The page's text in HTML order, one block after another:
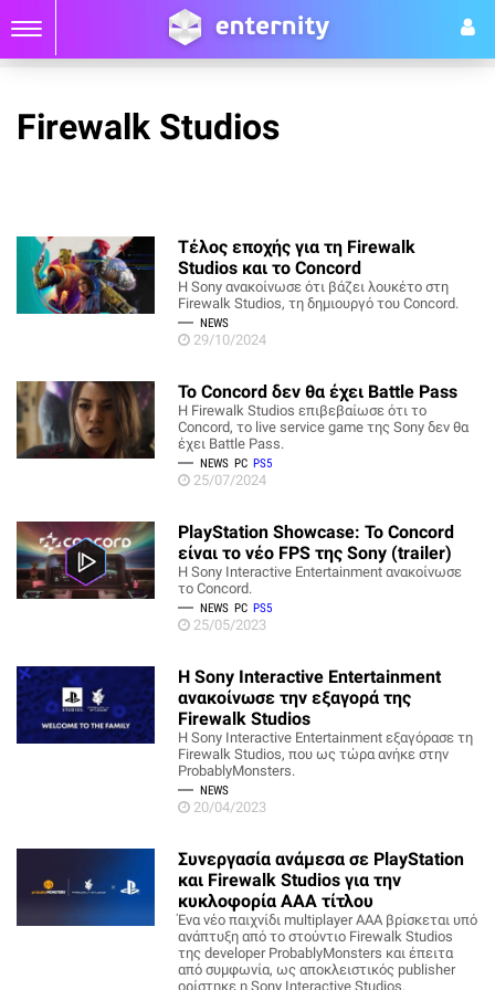
Firewalk Studios
Τέλος εποχής για τη Firewalk
Studios και το Concord
Η Sony ανακοίνωσε ότι βάζει λουκέτο στη
Firewalk Studios, τη δημιουργό του Concord.
NEWS
29/10/2024
Το Concord δεν θα έχει Battle Pass
Η Firewalk Studios επιβεβαίωσε ότι το
Concord, το live service game της Sony δεν θα
έχει Battle Pass.
NEWS PC PS5
25/07/2024
PlayStation Showcase: Το Concord
είναι το νέο FPS της Sony (trailer)
H Sony Interactive Entertainment ανακοίνωσε
το Concord.
NEWS PC PS5
25/05/2023
Η Sony Interactive Entertainment
ανακοίνωσε την εξαγορά της
Firewalk Studios
Η Sony Interactive Entertainment εξαγόρασε τη
Firewalk Studios, που ως τώρα ανήκε στην
ProbablyMonsters.
NEWS
20/04/2023
Συνεργασία ανάμεσα σε PlayStation
και Firewalk Studios για την
κυκλοφορία ΑΑΑ τίτλου
Ένα νέο παιχνίδι multiplayer AAA βρίσκεται υπό
ανάπτυξη από το στούντιο Firewalk Studios
της developer ProbablyMonsters και έπειτα
από συμφωνία, ως αποκλειστικός publisher
ορίστηκε η Sony Interactive Studios.